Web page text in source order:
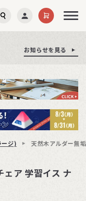
お知らせを見る
お知らせを見る
お知らせを見る
ジ) 天然木アルダー無
ア 学習イス ナ